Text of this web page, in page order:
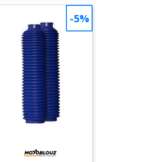
moto. Fabriqués avec un
caoutchouc de qualité, ils
seront également
résistants dans le
tempsLivré par
paireHauteur: 373mm
-5%